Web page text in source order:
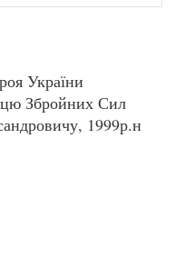
України
Збройних Сил
1999р.н